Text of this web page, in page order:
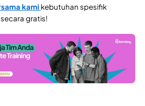
kami kebutuhan spesifik
secara gratis!